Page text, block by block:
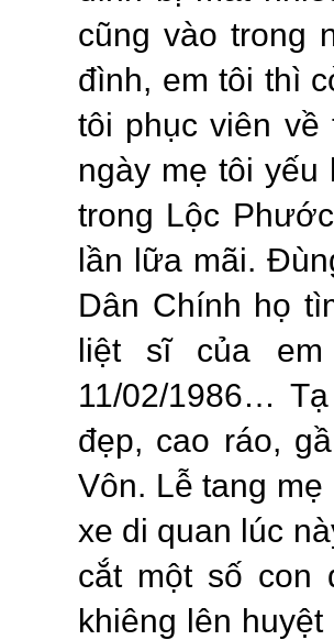
cũng vào trong
đình, em tôi thì
tôi phục viên
ngày mẹ tôi
trong Lộc
lần lữa mãi.
Dân Chính họ
liệt sĩ của
11/02/1986…
đẹp, cao ráo,
Vôn. Lễ tang
xe di quan lúc
cắt một số con
khiêng lên